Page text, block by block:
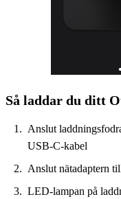
Så laddar du ditt
Anslut
USB-C-kabel
Anslut nätadaptern
LED-lampan på